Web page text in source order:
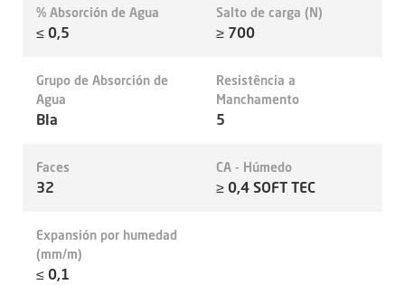
% Absorción de Agua
≤ 0,5
Salto de carga (N)
≥ 700
Grupo de Absorción de
Agua
BIa
Resistência a
Manchamento
5
Faces
32
CA - Húmedo
≥ 0,4 SOFT TEC
Expansión por humedad
(mm/m)
≤ 0,1